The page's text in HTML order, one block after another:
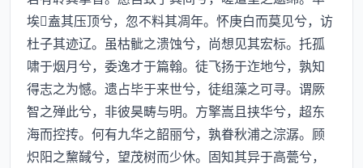
埃盍其压顶兮，忽不料其凋年。怀庚白而莫见兮，访
杜子其迹辽。虽枯骴之溃蚀兮，尚想见其宏标。托孤
啸于烟月兮，委逸才于篇翰。徒飞扬于迮地兮，孰知
得志之为憾。遗占毕于来世兮，徒组藻之可寻。谓厥
智之殚此兮，非彼昊畴与明。方擎嵩且挟华兮，超东
海而控抟。何有九华之韶丽兮，孰眷秋浦之淙潺。顾
炽阳之黧馘兮，望茂树而少休。固知其异于高甍兮，